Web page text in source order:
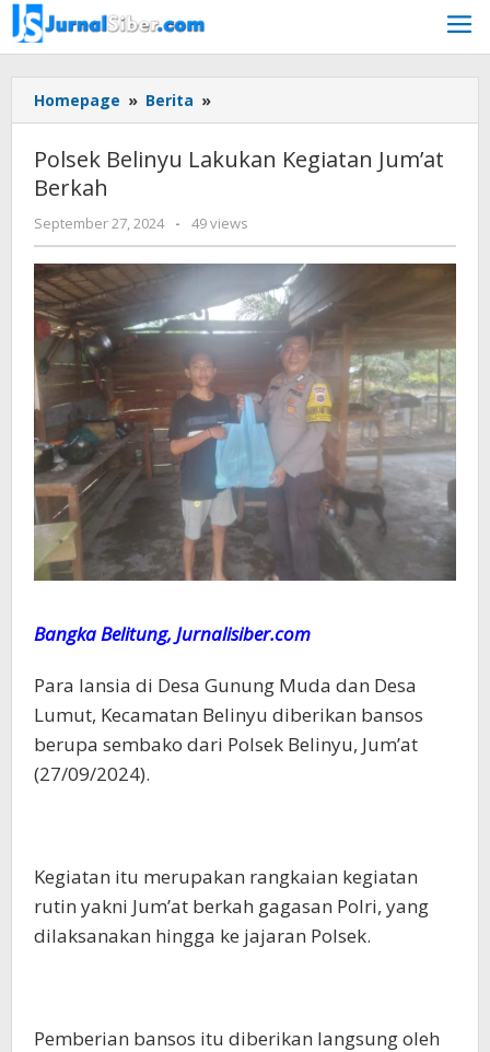
Skip
to
content
Homepage » Berita »
Belinyu
Kegiatan
Berkah
Polsek Belinyu Lakukan Kegiatan Jum’at
Berkah
September 27, 2024
by
Jurnalsiber
- 49 views
Bangka Belitung, Jurnalisiber.com
Para lansia di Desa Gunung Muda dan Desa
Lumut, Kecamatan Belinyu diberikan bansos
berupa sembako dari Polsek Belinyu, Jum’at
(27/09/2024).
Kegiatan itu merupakan rangkaian kegiatan
rutin yakni Jum’at berkah gagasan Polri, yang
dilaksanakan hingga ke jajaran Polsek.
Pemberian bansos itu diberikan langsung oleh